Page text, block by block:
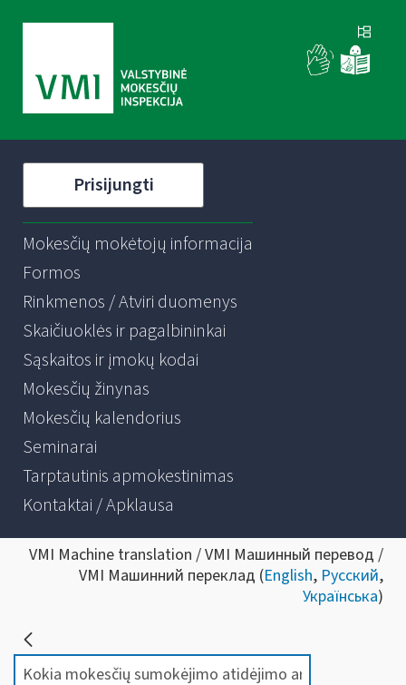
Prisijungti
Mokesčių mokėtojų informacija
Formos
Rinkmenos / Atviri duomenys
Skaičiuoklės ir pagalbininkai
Sąskaitos ir įmokų kodai
Mokesčių žinynas
Mokesčių kalendorius
Seminarai
Tarptautinis apmokestinimas
Kontaktai / Apklausa
VMI Machine translation / VMI Машинный перевод /
VMI Машинний переклад (English, Русский,
Українська)